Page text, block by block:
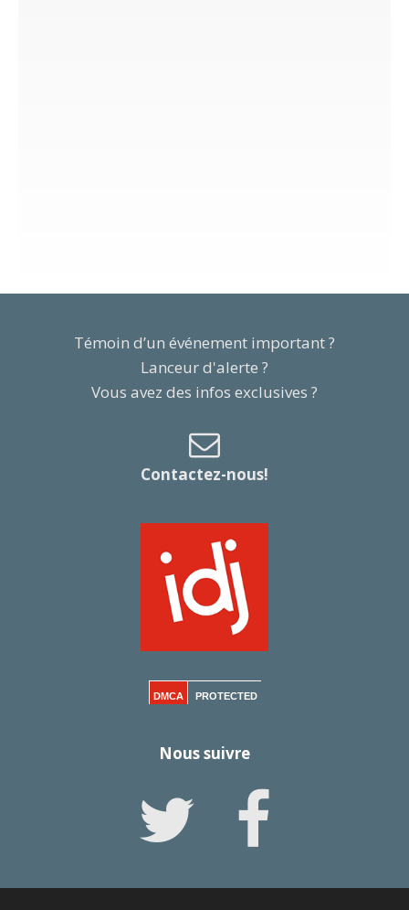
Témoin d’un événement important ?
Lanceur d'alerte ?
Vous avez des infos exclusives ?
Contactez-nous!
DMCA PROTECTED
Nous suivre